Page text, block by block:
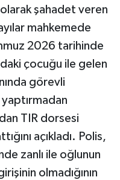
şahadet veren
mahkemede
2026 tarihinde
çocuğu ile gelen
görevli
TIR dorsesi
açıkladı. Polis,
zanlı ile oğlunun
olmadığının